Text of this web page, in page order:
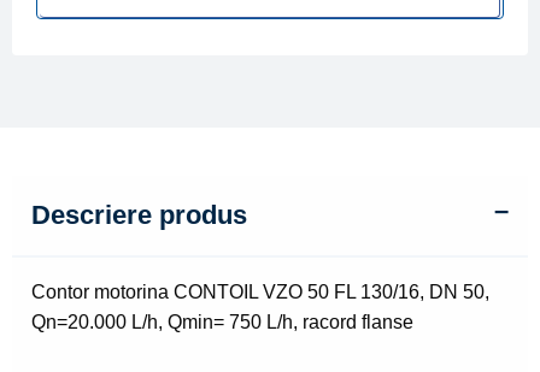
50,
flanse
Descriere produs
Contor motorina CONTOIL VZO 50 FL 130/16, DN 50,
Qn=20.000 L/h, Qmin= 750 L/h, racord flanse